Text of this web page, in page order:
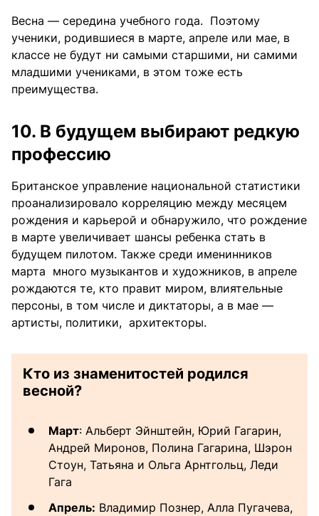
Весна — середина учебного года. Поэтому
ученики, родившиеся в марте, апреле или мае, в
классе не будут ни самыми старшими, ни самими
младшими учениками, в этом тоже есть
преимущества.
10. В будущем выбирают редкую
профессию
Британское управление национальной статистики
проанализировало корреляцию между месяцем
рождения и карьерой и обнаружило, что рождение
в марте увеличивает шансы ребенка стать в
будущем пилотом. Также среди именинников
марта много музыкантов и художников, в апреле
рождаются те, кто правит миром, влиятельные
персоны, в том числе и диктаторы, а в мае —
артисты, политики, архитекторы.
Кто из знаменитостей родился
весной?
Март: Альберт Эйнштейн, Юрий Гагарин,
Андрей Миронов, Полина Гагарина, Шэрон
Стоун, Татьяна и Ольга Арнтгольц, Леди
Гага
Апрель: Владимир Познер, Алла Пугачева,